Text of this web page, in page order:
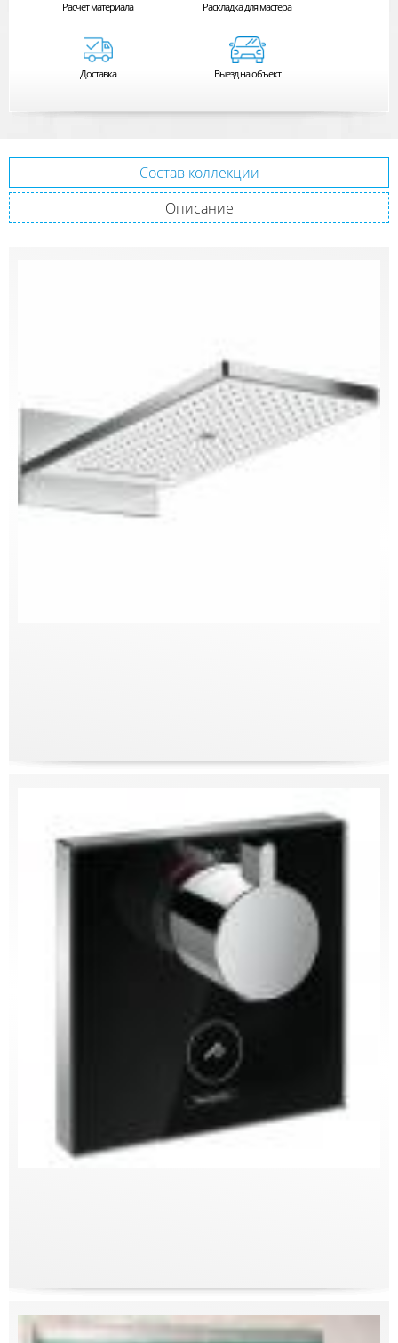
Расчетматериала Раскладка для мастера
Доставка Выезд на объект
Состав коллекции
Описание